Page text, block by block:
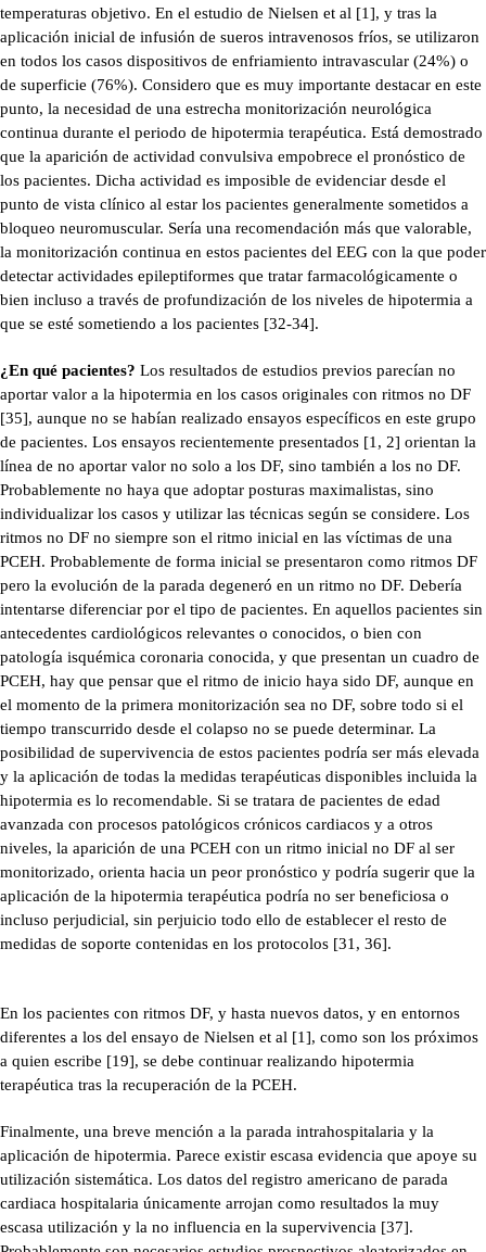
temperaturas objetivo. En el estudio de Nielsen et al [1], y tras la
aplicación inicial de infusión de sueros intravenosos fríos, se utilizaron
en todos los casos dispositivos de enfriamiento intravascular (24%) o
de superficie (76%). Considero que es muy importante destacar en este
punto, la necesidad de una estrecha monitorización neurológica
continua durante el periodo de hipotermia terapéutica. Está demostrado
que la aparición de actividad convulsiva empobrece el pronóstico de
los pacientes. Dicha actividad es imposible de evidenciar desde el
punto de vista clínico al estar los pacientes generalmente sometidos a
bloqueo neuromuscular. Sería una recomendación más que valorable,
la monitorización continua en estos pacientes del EEG con la que poder
detectar actividades epileptiformes que tratar farmacológicamente o
bien incluso a través de profundización de los niveles de hipotermia a
que se esté sometiendo a los pacientes [32-34].
¿En qué pacientes? Los resultados de estudios previos parecían no
aportar valor a la hipotermia en los casos originales con ritmos no DF
[35], aunque no se habían realizado ensayos específicos en este grupo
de pacientes. Los ensayos recientemente presentados [1, 2] orientan la
línea de no aportar valor no solo a los DF, sino también a los no DF.
Probablemente no haya que adoptar posturas maximalistas, sino
individualizar los casos y utilizar las técnicas según se considere. Los
ritmos no DF no siempre son el ritmo inicial en las víctimas de una
PCEH. Probablemente de forma inicial se presentaron como ritmos DF
pero la evolución de la parada degeneró en un ritmo no DF. Debería
intentarse diferenciar por el tipo de pacientes. En aquellos pacientes sin
antecedentes cardiológicos relevantes o conocidos, o bien con
patología isquémica coronaria conocida, y que presentan un cuadro de
PCEH, hay que pensar que el ritmo de inicio haya sido DF, aunque en
el momento de la primera monitorización sea no DF, sobre todo si el
tiempo transcurrido desde el colapso no se puede determinar. La
posibilidad de supervivencia de estos pacientes podría ser más elevada
y la aplicación de todas la medidas terapéuticas disponibles incluida la
hipotermia es lo recomendable. Si se tratara de pacientes de edad
avanzada con procesos patológicos crónicos cardiacos y a otros
niveles, la aparición de una PCEH con un ritmo inicial no DF al ser
monitorizado, orienta hacia un peor pronóstico y podría sugerir que la
aplicación de la hipotermia terapéutica podría no ser beneficiosa o
incluso perjudicial, sin perjuicio todo ello de establecer el resto de
medidas de soporte contenidas en los protocolos [31, 36].
En los pacientes con ritmos DF, y hasta nuevos datos, y en entornos
diferentes a los del ensayo de Nielsen et al [1], como son los próximos
a quien escribe [19], se debe continuar realizando hipotermia
terapéutica tras la recuperación de la PCEH.
Finalmente, una breve mención a la parada intrahospitalaria y la
aplicación de hipotermia. Parece existir escasa evidencia que apoye su
utilización sistemática. Los datos del registro americano de parada
cardiaca hospitalaria únicamente arrojan como resultados la muy
escasa utilización y la no influencia en la supervivencia [37].